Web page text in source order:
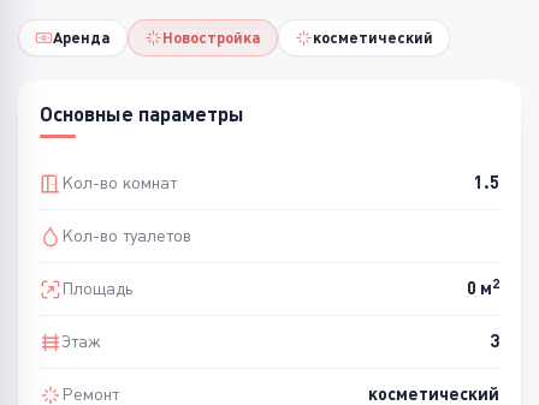
Аренда Новостройка косметический
Основные параметры
Кол-во комнат 1.5
Кол-во туалетов
Площадь 0 м2
Этаж 3
Ремонт косметический